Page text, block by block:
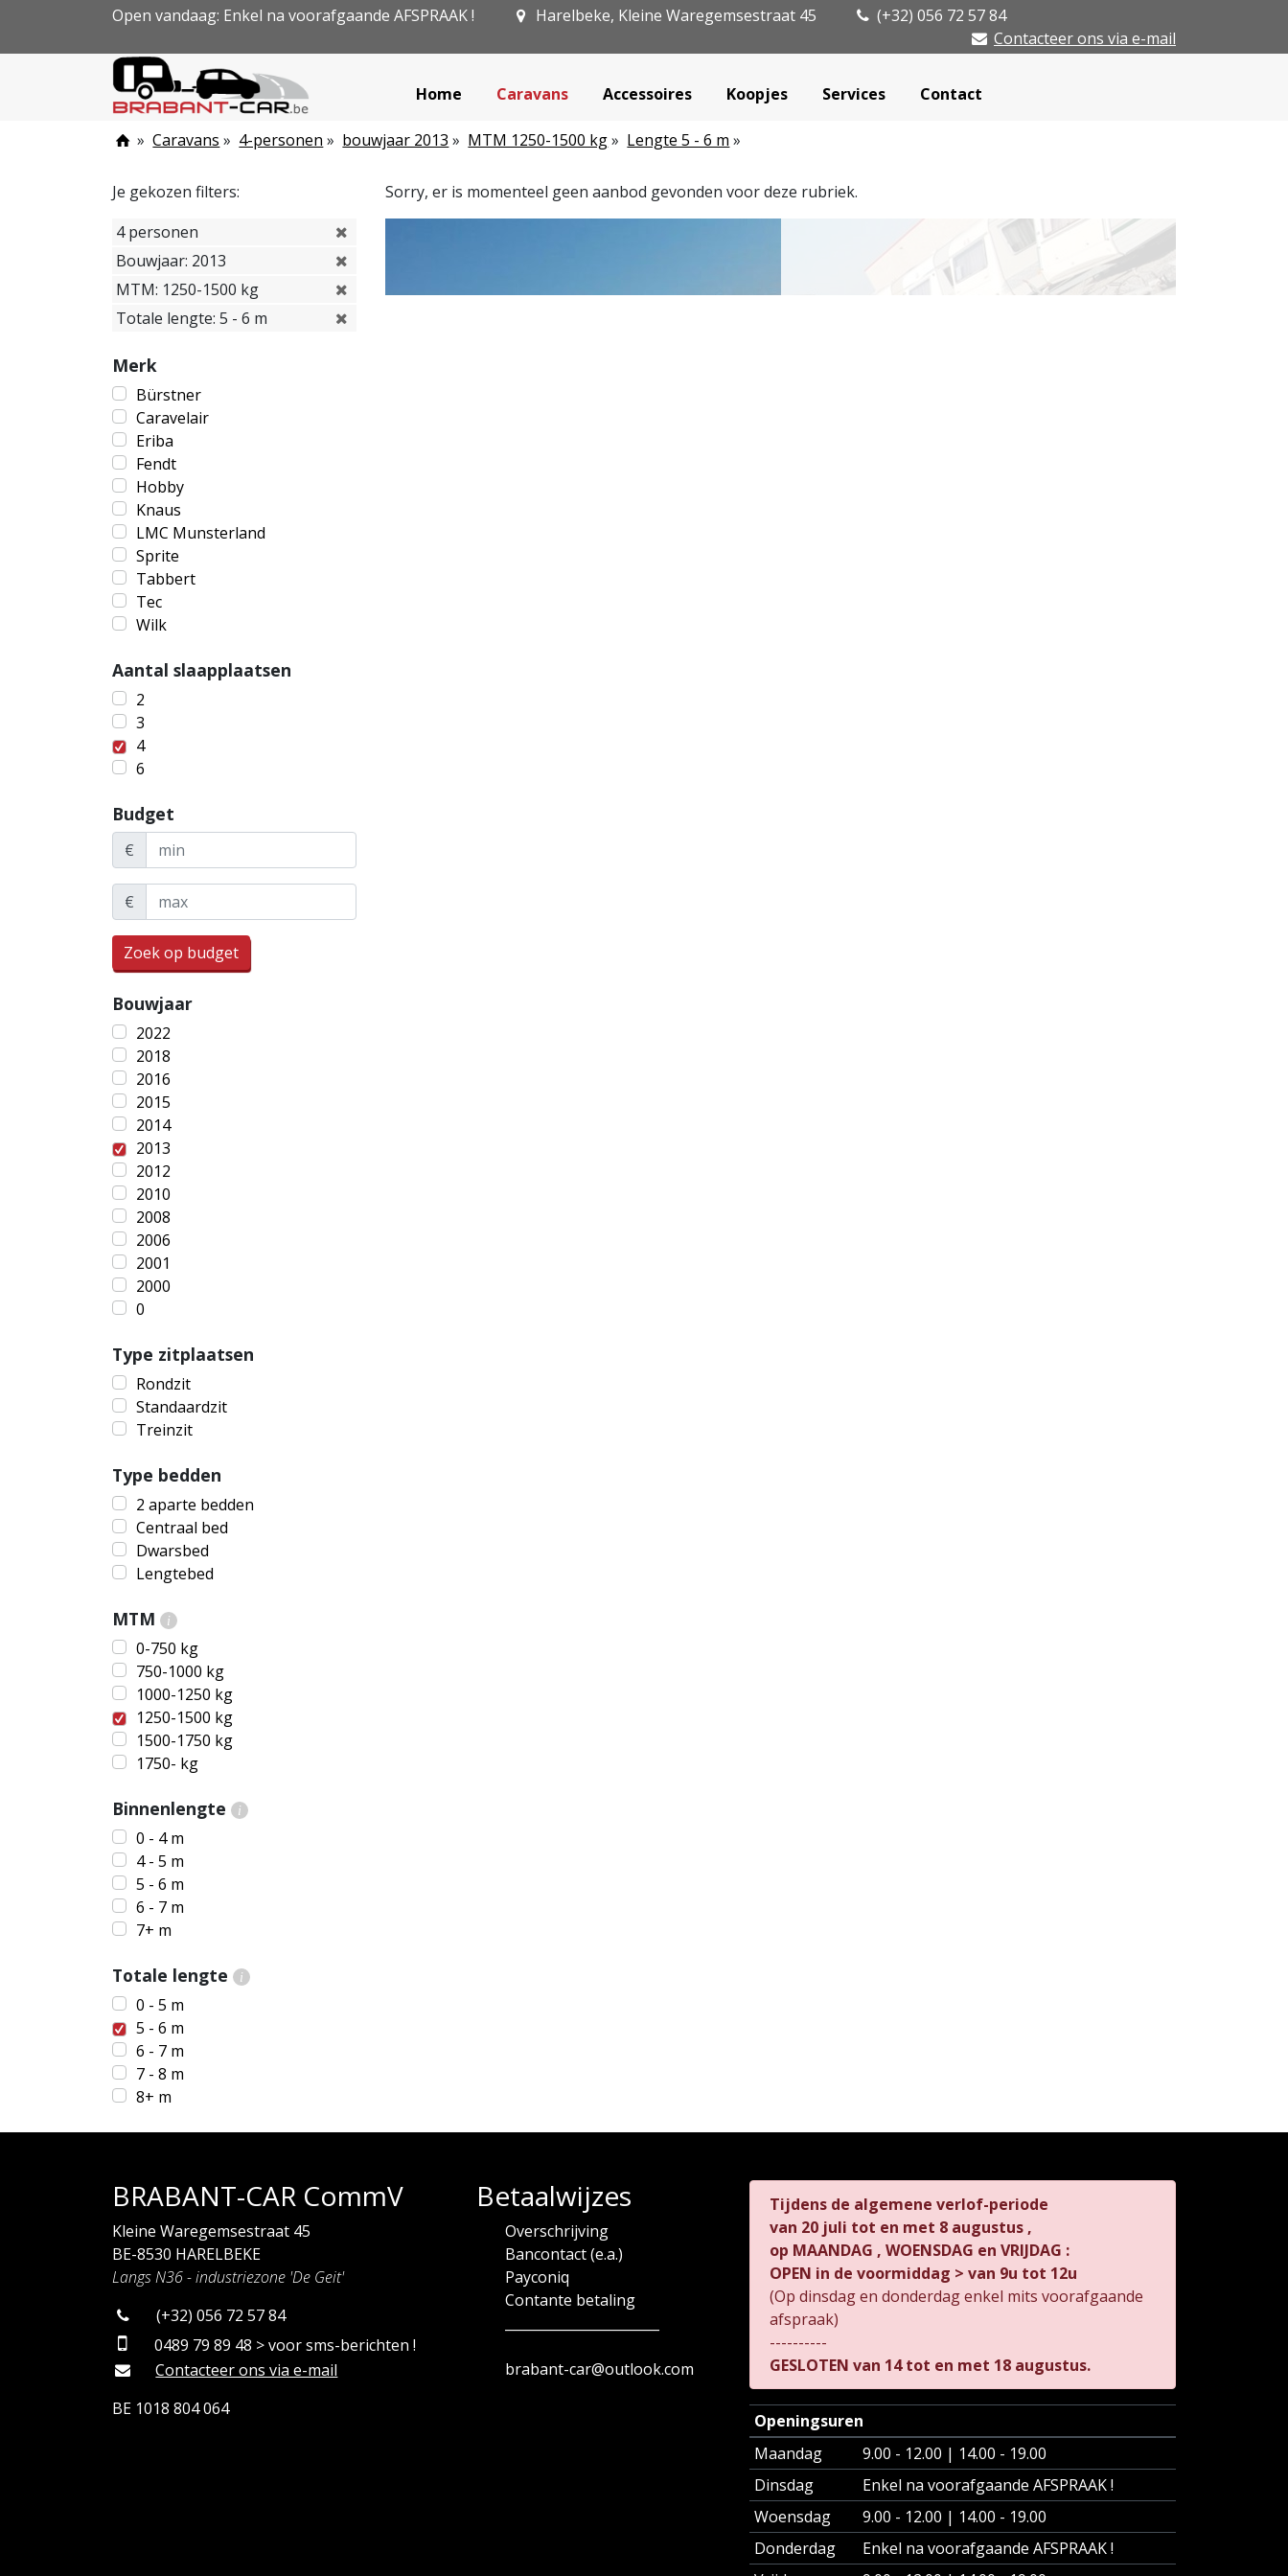
Open vandaag: Enkel na voorafgaande AFSPRAAK ! Harelbeke, Kleine Waregemsestraat 45
(+32) 056 72 57 84
Contacteer ons via e-mail
Home Caravans Accessoires Koopjes Services Contact
»Caravans » 4-personen » bouwjaar 2013 » MTM 1250-1500 kg» Lengte 5 - 6 m »
Je gekozen filters:
4 personen
Bouwjaar: 2013
MTM: 1250-1500 kg
Totale lengte: 5 - 6 m
Merk
Bürstner
Caravelair
Eriba
Fendt
Hobby
Knaus
LMC Munsterland
Sprite
Tabbert
Tec
Wilk
Aantal slaapplaatsen
2
3
4
6
Budget
€
€
Zoek op budget
Bouwjaar
2022
2018
2016
2015
2014
2013
2012
2010
2008
2006
2001
2000
0
Type zitplaatsen
Rondzit
Standaardzit
Treinzit
Type bedden
2 aparte bedden
Centraal bed
Dwarsbed
Lengtebed
MTM i
0-750 kg
750-1000 kg
1000-1250 kg
1250-1500 kg
1500-1750 kg
1750- kg
Binnenlengte i
0 - 4 m
4 - 5 m
5 - 6 m
6 - 7 m
7+ m
Totale lengte i
0 - 5 m
5 - 6 m
6 - 7 m
7 - 8 m
8+ m
Sorry, er is momenteel geen aanbod gevonden voor deze rubriek.
BRABANT-CAR CommV
Kleine Waregemsestraat 45
BE-8530 HARELBEKE
Langs N36 - industriezone 'De Geit'
(+32) 056 72 57 84
0489 79 89 48 > voor sms-berichten !
Contacteer ons via e-mail
BE 1018 804 064
Betaalwijzes
Overschrijving
Bancontact (e.a.)
Payconiq
Contante betaling
brabant-car@outlook.com
Tijdens de algemene verlof-periode
van 20 juli tot en met 8 augustus ,
op MAANDAG , WOENSDAG en VRIJDAG :
OPEN in de voormiddag > van 9u tot 12u
(Op dinsdag en donderdag enkel mits voorafgaande
afspraak)
----------
GESLOTEN van 14 tot en met 18 augustus.
Openingsuren
Maandag
9.00 - 12.00 | 14.00 - 19.00
Dinsdag
Enkel na voorafgaande AFSPRAAK !
Woensdag
9.00 - 12.00 | 14.00 - 19.00
Donderdag
Enkel na voorafgaande AFSPRAAK !